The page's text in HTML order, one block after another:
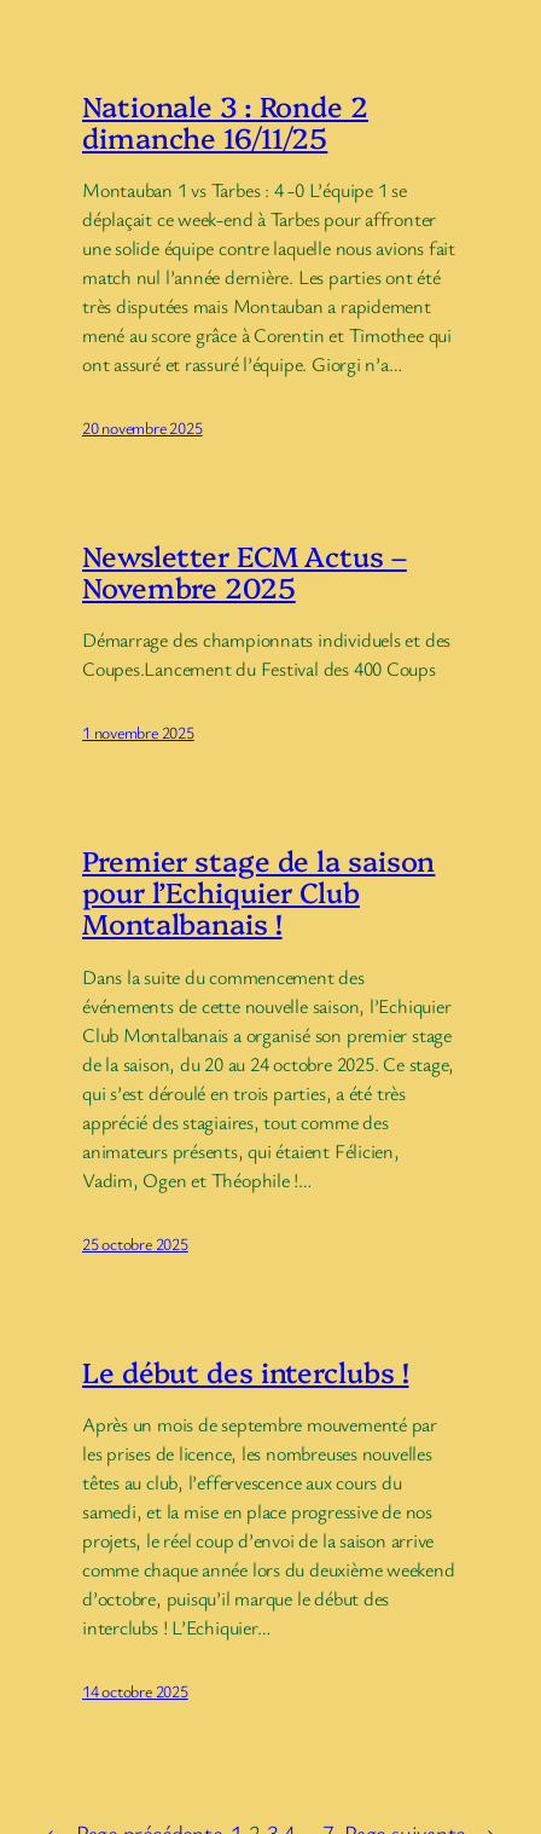
Nationale 3 : Ronde 2
dimanche 16/11/25
Montauban 1 vs Tarbes : 4 -0 L’équipe 1 se
déplaçait ce week-end à Tarbes pour affronter
une solide équipe contre laquelle nous avions fait
match nul l’année dernière. Les parties ont été
très disputées mais Montauban a rapidement
mené au score grâce à Corentin et Timothee qui
ont assuré et rassuré l’équipe. Giorgi n’a…
20 novembre 2025
Newsletter ECM Actus –
Novembre 2025
Démarrage des championnats individuels et des
Coupes.Lancement du Festival des 400 Coups
1 novembre 2025
Premier stage de la saison
pour l’Echiquier Club
Montalbanais !
Dans la suite du commencement des
événements de cette nouvelle saison, l’Echiquier
Club Montalbanais a organisé son premier stage
de la saison, du 20 au 24 octobre 2025. Ce stage,
qui s’est déroulé en trois parties, a été très
apprécié des stagiaires, tout comme des
animateurs présents, qui étaient Félicien,
Vadim, Ogen et Théophile !…
25 octobre 2025
Le début des interclubs !
Après un mois de septembre mouvementé par
les prises de licence, les nombreuses nouvelles
têtes au club, l’effervescence aux cours du
samedi, et la mise en place progressive de nos
projets, le réel coup d’envoi de la saison arrive
comme chaque année lors du deuxième weekend
d’octobre, puisqu’il marque le début des
interclubs ! L’Echiquier…
14 octobre 2025